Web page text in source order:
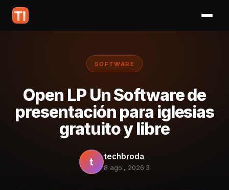
SOFTWARE
Open LP Un Software de
presentación para iglesias
gratuito y libre
t techbroda
8 ago., 2026·3